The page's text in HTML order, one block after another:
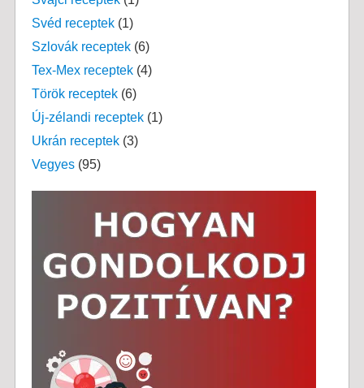
Svéd receptek(1)
Szlovák receptek(6)
Tex-Mex receptek(4)
Török receptek(6)
Új-zélandi receptek(1)
Ukrán receptek(3)
Vegyes(95)